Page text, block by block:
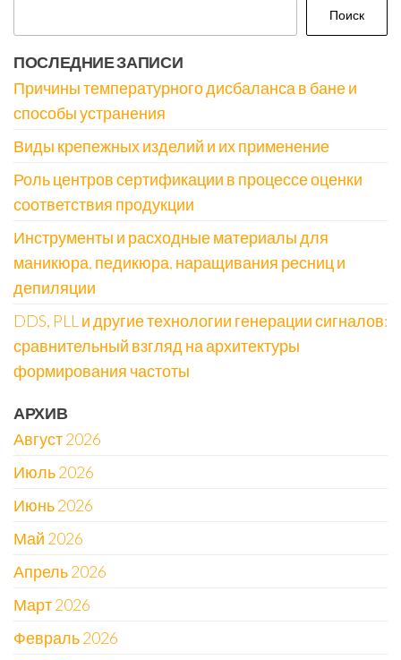
Поиск
ПОСЛЕДНИЕ ЗАПИСИ
Причины температурного дисбаланса в бане и
способы устранения
Виды крепежных изделий и их применение
Роль центров сертификации в процессе оценки
соответствия продукции
Инструменты и расходные материалы для
маникюра, педикюра, наращивания ресниц и
депиляции
DDS, PLL и другие технологии генерации сигналов:
сравнительный взгляд на архитектуры
формирования частоты
АРХИВ
Август 2026
Июль 2026
Июнь 2026
Май 2026
Апрель 2026
Март 2026
Февраль 2026